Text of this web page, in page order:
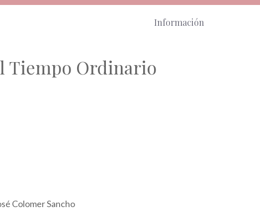
Información
Tiempo Ordinario
Colomer Sancho